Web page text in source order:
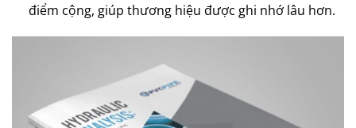
điểm cộng, giúp thương hiệu được ghi nhớ lâu hơn.